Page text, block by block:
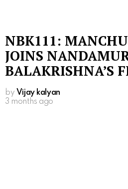
NBK111:
JOINS
BALAKRISHNA’S
by Vijay kalyan
3 months ago